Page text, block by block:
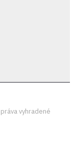
vyhradené